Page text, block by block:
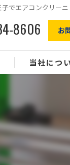
でエアコンクリー
8606 お
当社につ
水回り